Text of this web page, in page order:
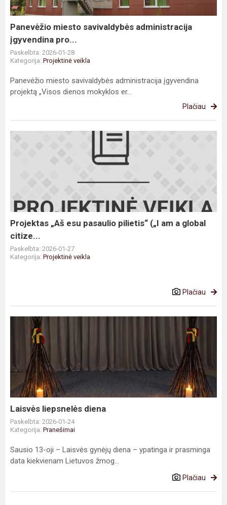
Panevėžio miesto savivaldybės administracija
įgyvendina pro...
Paskelbta: 2026-01-28
Kategorija: Projektinė veikla
Panevėžio miesto savivaldybės administracija įgyvendina
projektą „Visos dienos mokyklos er...
Plačiau
Projektas
am
a
global
citize...
Projektas „Aš esu pasaulio pilietis“ („I am a global
citize...
Paskelbta: 2026-01-27
Kategorija: Projektinė veikla
Plačiau
Laisvės
liepsnelės
Laisvės liepsnelės diena
Paskelbta: 2026-01-24
Kategorija: Pranešimai
Sausio 13-oji – Laisvės gynėjų diena – ypatinga ir prasminga
data kiekvienam Lietuvos žmog...
Plačiau